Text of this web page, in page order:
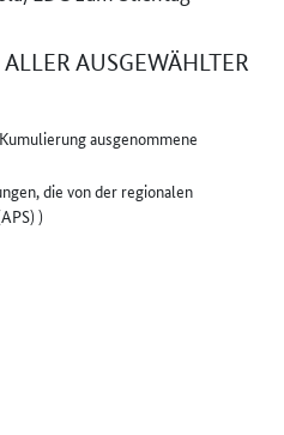
AUSGEWÄHLTER
ausgenommene
die von der regionalen
)